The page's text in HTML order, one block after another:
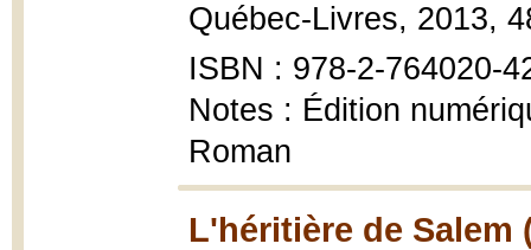
Québec-Livres, 2013,
ISBN : 978-2-764020-
Notes : Édition
Roman
L'héritière de Salem